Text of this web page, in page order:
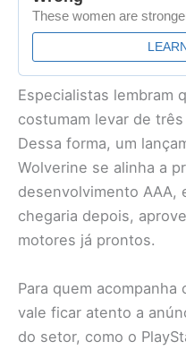
Especialistas lembram
costumam levar de
Dessa forma, um
Wolverine se alinha a
desenvolvimento AAA,
chegaria depois,
motores já prontos.
Para quem acompanha
vale ficar atento a
do setor, como o